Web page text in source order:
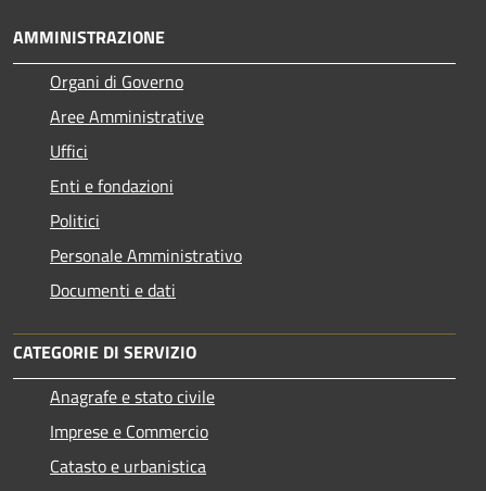
AMMINISTRAZIONE
Organi di Governo
Aree Amministrative
Uffici
Enti e fondazioni
Politici
Personale Amministrativo
Documenti e dati
CATEGORIE DI SERVIZIO
Anagrafe e stato civile
Imprese e Commercio
Catasto e urbanistica